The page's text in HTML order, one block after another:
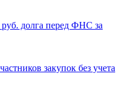
долга перед ФНС за
закупок без учета